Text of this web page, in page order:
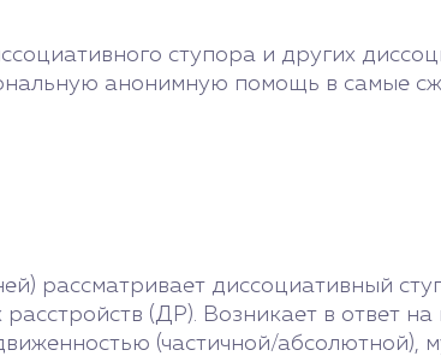
ступора и других
анонимную помощь в самые
рассматривает диссоциативный
(ДР). Возникает в ответ на
(частичной/абсолютной),